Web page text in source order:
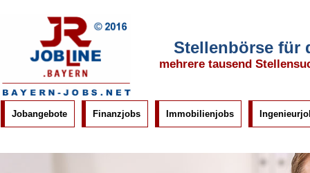
Stellenbörse für
mehrere tausend
Jobangebote Finanzjobs Immobilienjobs